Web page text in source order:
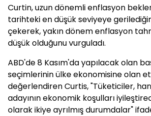
Curtin, uzun dönemli enflasyon
tarihteki en düşük seviyeye
çekerek, yakın dönem enflasyon
düşük olduğunu vurguladı.
ABD'de 8 Kasım'da yapılacak olan
seçimlerinin ülke ekonomisine olan
değerlendiren Curtis, "Tüketiciler,
adayının ekonomik koşulları
olarak ikiye ayrılmış durumdalar"